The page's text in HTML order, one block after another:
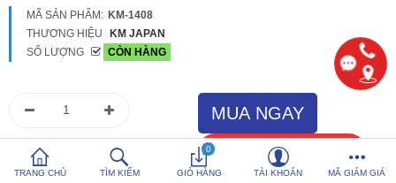
TRANG CHỦ TÌM KIẾM
0
GIỎ HÀNG TÀI KHOẢN MÃ GIẢM GIÁ
MÃ SẢN PHẨM: KM-1408
THƯƠNG HIỆU
KM JAPAN
SỐ LƯỢNG
CÒN HÀNG